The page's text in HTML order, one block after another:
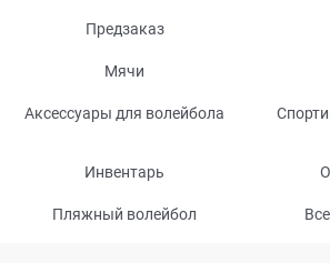
Предзаказ
Мячи
Аксессуары для волейбола
Инвентарь
Пляжный волейбол